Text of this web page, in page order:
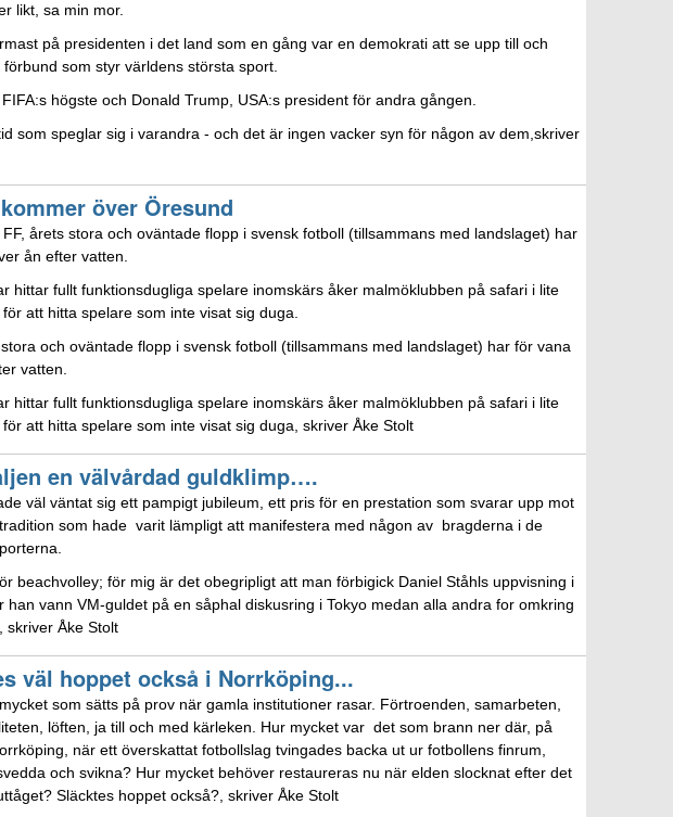
likt, sa min mor.
på presidenten i det land som en gång var en demokrati att se upp till och
som styr världens största sport.
högste och Donald Trump, USA:s president för andra gången.
som speglar sig i varandra - och det är ingen vacker syn för någon av dem,skriver
över Öresund
FF, årets stora och oväntade flopp i svensk fotboll (tillsammans med landslaget) har
ån efter vatten.
hittar fullt funktionsdugliga spelare inomskärs åker malmöklubben på safari i lite
att hitta spelare som inte visat sig duga.
och oväntade flopp i svensk fotboll (tillsammans med landslaget) har för vana
vatten.
hittar fullt funktionsdugliga spelare inomskärs åker malmöklubben på safari i lite
att hitta spelare som inte visat sig duga, skriver Åke Stolt
en välvårdad guldklimp….
väl väntat sig ett pampigt jubileum, ett pris för en prestation som svarar upp mot
som hade varit lämpligt att manifestera med någon av bragderna i de
beachvolley; för mig är det obegripligt att man förbigick Daniel Ståhls uppvisning i
han vann VM-guldet på en såphal diskusring i Tokyo medan alla andra for omkring
skriver Åke Stolt
väl hoppet också i Norrköping...
som sätts på prov när gamla institutioner rasar. Förtroenden, samarbeten,
löften, ja till och med kärleken. Hur mycket var det som brann ner där, på
när ett överskattat fotbollslag tvingades backa ut ur fotbollens finrum,
och svikna? Hur mycket behöver restaureras nu när elden slocknat efter det
Släcktes hoppet också?, skriver Åke Stolt